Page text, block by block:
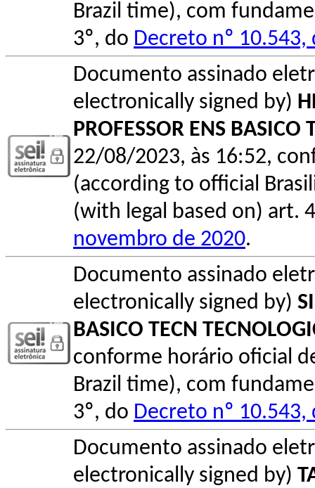
Brazil time), com
3º, do Decreto nº
Documento assinado
electronically signed by)
PROFESSOR ENS BASICO
22/08/2023, às 16:52,
(according to official
(with legal based on) art.
novembro de 2020.
Documento assinado
electronically signed by)
BASICO TECN
conforme horário oficial
Brazil time), com
3º, do Decreto nº
Documento assinado
electronically signed by)